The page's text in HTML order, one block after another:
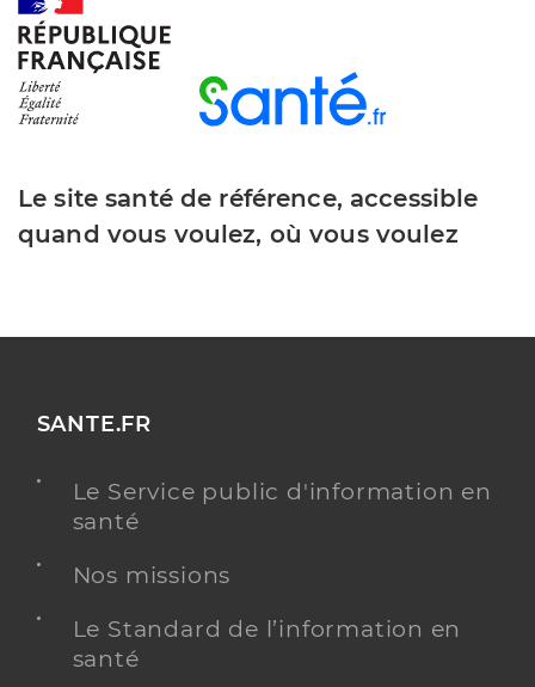
Le site santé de référence, accessible
quand vous voulez, où vous voulez
SANTE.FR
Le Service public d'information en
santé
Nos missions
Le Standard de l’information en
santé